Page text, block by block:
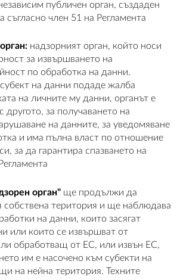
публичен орган, създаден
съгласно член 51 на Регламента
надзорният орган, който носи
за извършването на
по обработка на данни.
на данни подаде жалба
на личните му данни, органът е
другото, за получаването на
на данните, за уведомяване
и има пълна власт по отношение
за да гарантира спазването на
орган" ще продължи да
собствена територия и ще наблюдава
на данни, които засягат
или които се извършват от
обработващ от ЕС, или извън ЕС,
им е насочено към субекти на
на нейна територия. Техните